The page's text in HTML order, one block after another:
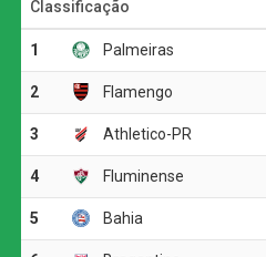
disputa física. As duas
para construir jogadas
foram raras.
A melhor oportunidade antes
Corinthians. Aos 23 minutos,
preciso para Matheuzinho,
O ritmo aumentou no segundo